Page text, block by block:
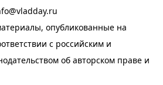
опубликованные на
с российским и
об авторском праве и